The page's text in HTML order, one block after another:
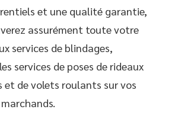
et une qualité garantie,
assurément toute votre
services de blindages,
services de poses de rideaux
et de volets roulants sur vos